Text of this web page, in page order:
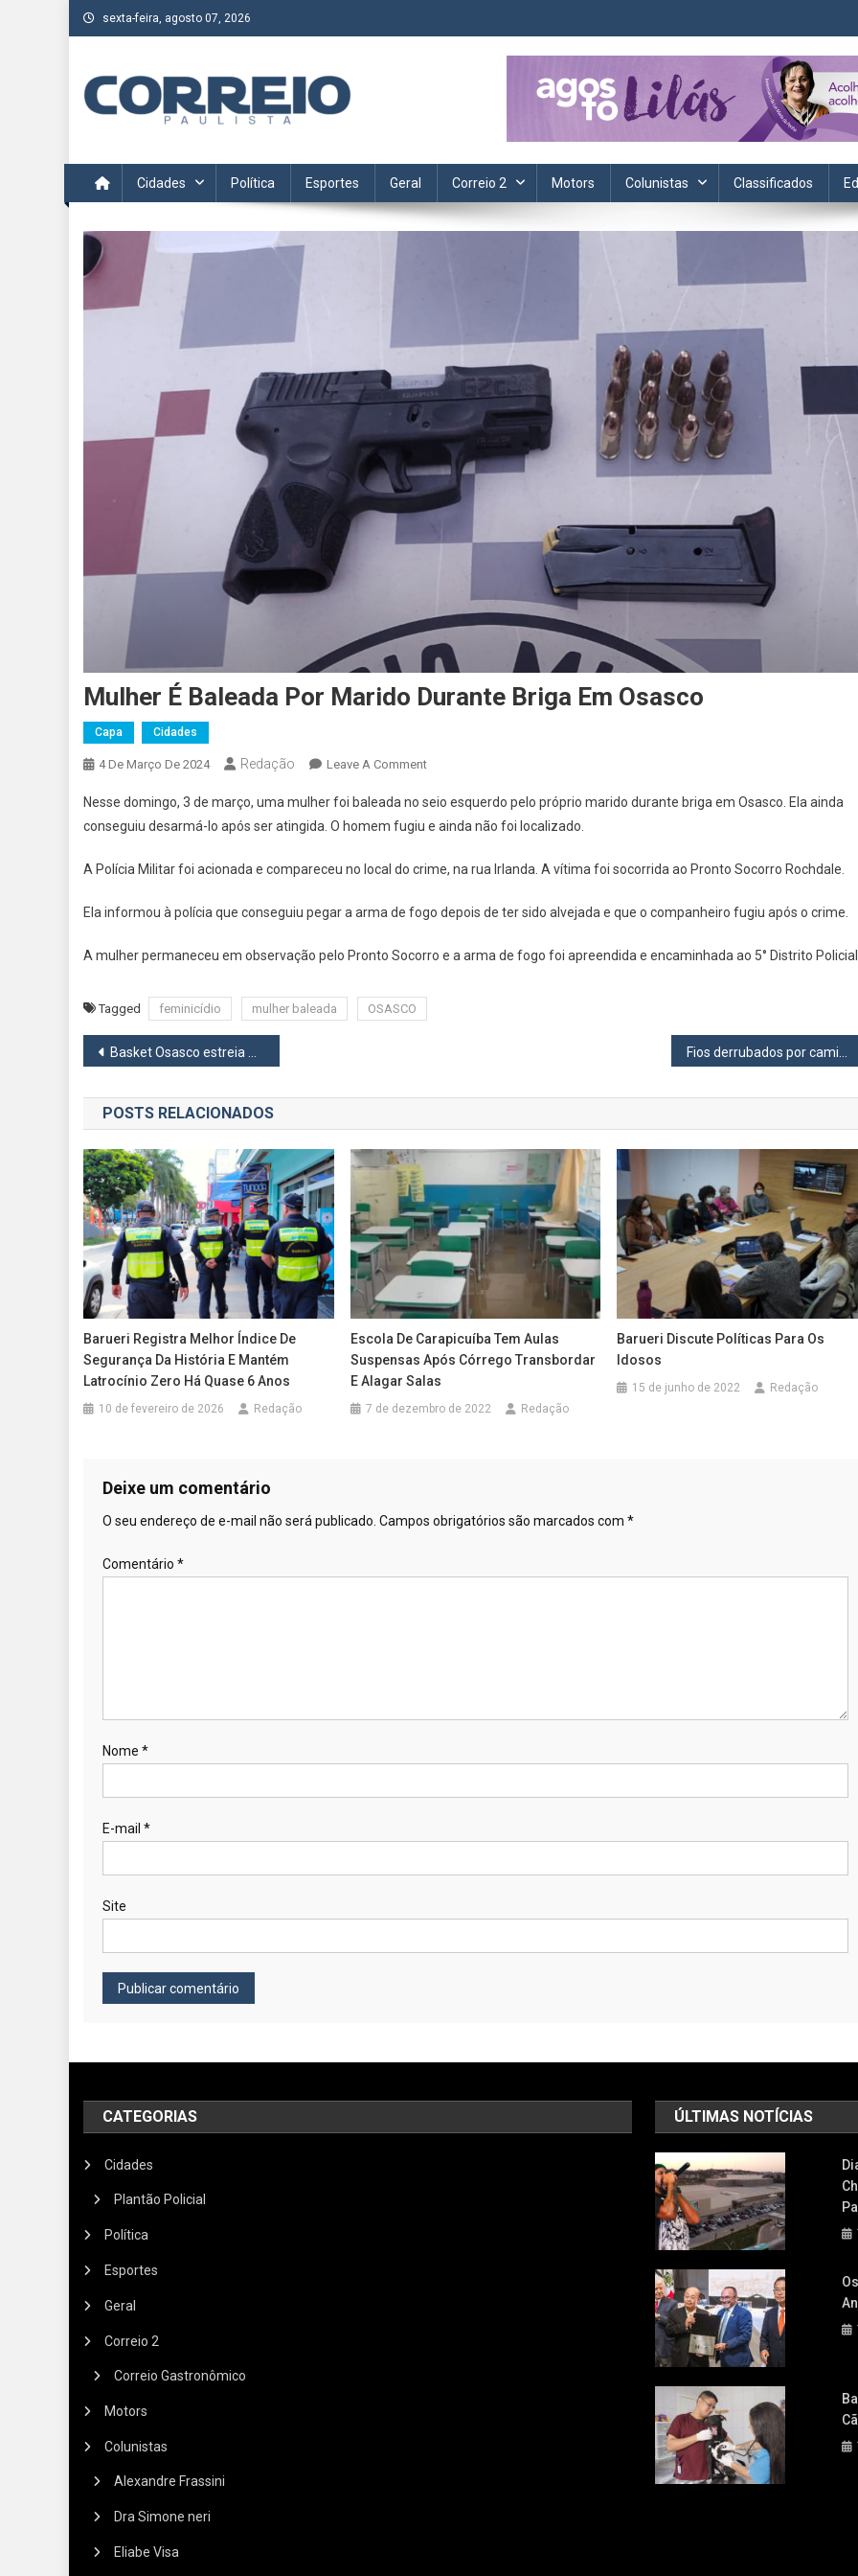
Skip
to
sexta-feira, agosto 07, 2026
Acompanhe as últimas notícias da região no Correio Paulista. Informação, política, saúde, economia, esportes e cotidiano.
Cidades Política Esportes Geral Correio 2 Motors Colunistas Classificados
Mulher É Baleada Por Marido Durante Briga Em Osasco
Capa Cidades
4 De Março De 2024 Redação Leave A CommentOn
É
Baleada
Marido
Briga
Osasco
Nesse domingo, 3 de março, uma mulher foi baleada no seio esquerdo pelo próprio marido durante briga em Osasco. Ela ainda
conseguiu desarmá-lo após ser atingida. O homem fugiu e ainda não foi localizado.
A Polícia Militar foi acionada e compareceu no local do crime, na rua Irlanda. A vítima foi socorrida ao Pronto Socorro Rochdale.
Ela informou à polícia que conseguiu pegar a arma de fogo depois de ter sido alvejada e que o companheiro fugiu após o crime.
A mulher permaneceu em observação pelo Pronto Socorro e a arma de fogo foi apreendida e encaminhada ao 5° Distrito
Tagged feminicídio mulher baleada OSASCO
Navegação
de
Post
Basket Osasco estreia no Brasileirão 2024 no próximo dia 15
POSTS RELACIONADOS
Barueri Registra Melhor Índice De
Segurança Da História E Mantém
Latrocínio Zero Há Quase 6 Anos
10 de fevereiro de 2026 Redação
Escola De Carapicuíba Tem Aulas
Suspensas Após Córrego Transbordar
E Alagar Salas
7 de dezembro de 2022 Redação
Barueri Discute Políticas Para Os
Idosos
15 de junho de 2022 Redação
Deixe um comentário
O seu endereço de e-mail não será publicado. Campos obrigatórios são marcados com *
Comentário *
Nome *
E-mail *
Site
CATEGORIAS
Cidades
Plantão Policial
Política
Esportes
Geral
Correio 2
Correio Gastronômico
Motors
Colunistas
Alexandre Frassini
Dra Simone neri
Eliabe Visa
ÚLTIMAS NOTÍCIAS